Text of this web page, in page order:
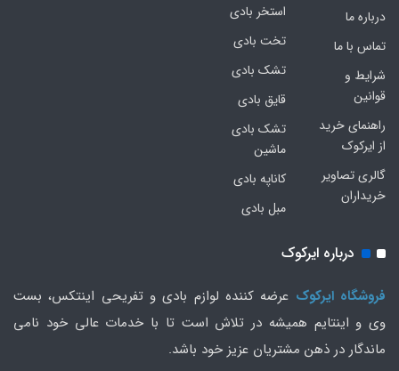
درباره ما
تماس با ما
شرایط و
قوانین
راهنمای خرید
از ایرکوک
گالری تصاویر
خریداران
استخر بادی
تخت بادی
تشک بادی
قایق بادی
تشک بادی
ماشین
کاناپه بادی
مبل بادی
درباره ایرکوک
فروشگاه ایرکوک عرضه کننده لوازم بادی و تفریحی اینتکس، بست
وی و اینتایم همیشه در تلاش است تا با خدمات عالی خود نامی
ماندگار در ذهن مشتریان عزیز خود باشد.